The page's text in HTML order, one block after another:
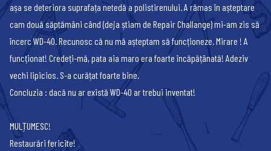
așa se deteriora suprafața netedă a polistirenului. A rămas în așteptare
cam două săptămâni când (deja știam de Repair Challange) mi-am zis să
încerc WD-40. Recunosc că nu mă așteptam să funcționeze. Mirare ! A
funcționat! Credeți-mă, pata aia maro era foarte încăpățânată! Adeziv
vechi lipicios. S-a curățat foarte bine.
Concluzia : dacă nu ar există WD-40 ar trebui inventat!
MULȚUMESC!
Restaurări fericite!